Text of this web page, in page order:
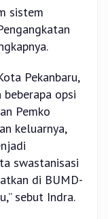
sistem
Pekanbaru,
opsi
Pemko
keluarnya,
swastanisasi
di BUMD-
sebut Indra.